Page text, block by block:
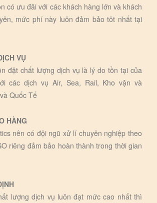
có ưu đãi với các khách hàng lớn và khách
mức phí này luôn đảm bảo tôt nhất tại
VỤ
đặt chất lượng dịch vụ là lý do tồn tại của
các dịch vụ Air, Sea, Rail, Kho vận và
Quốc Tế
HÀNG
nên có đội ngũ xử lí chuyên nghiệp theo
riêng đảm bảo hoàn thành trong thời gian
lượng dịch vụ luôn đạt mức cao nhất thì